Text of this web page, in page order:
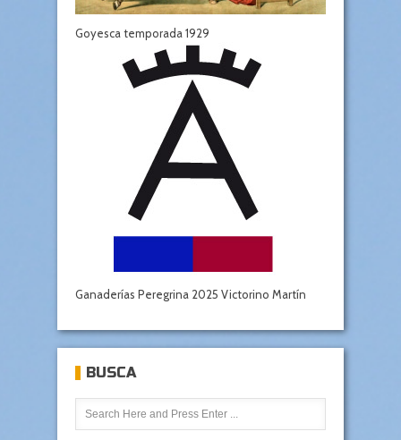
Goyesca temporada 1929
Ganaderías Peregrina 2025 Victorino Martín
BUSCA